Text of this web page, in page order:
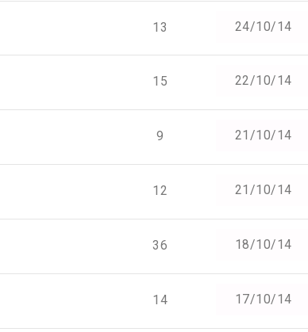
13 24/10/14
15 22/10/14
9 21/10/14
12 21/10/14
36 18/10/14
14 17/10/14